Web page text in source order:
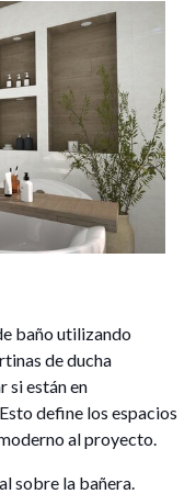
baño utilizando
de ducha
si están en
define los espacios
al proyecto.
sobre la bañera.